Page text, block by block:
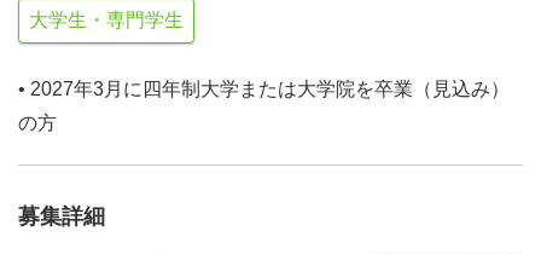
大学生・専門学生
• 2027年3月に四年制大学または大学院を卒業（見込み）
の方
募集詳細